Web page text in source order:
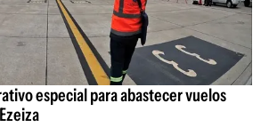
especial para abastecer vuelos